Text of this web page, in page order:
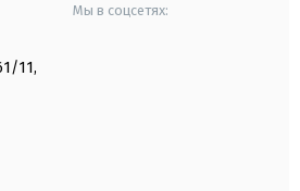
11,
Мы в соцсетях: